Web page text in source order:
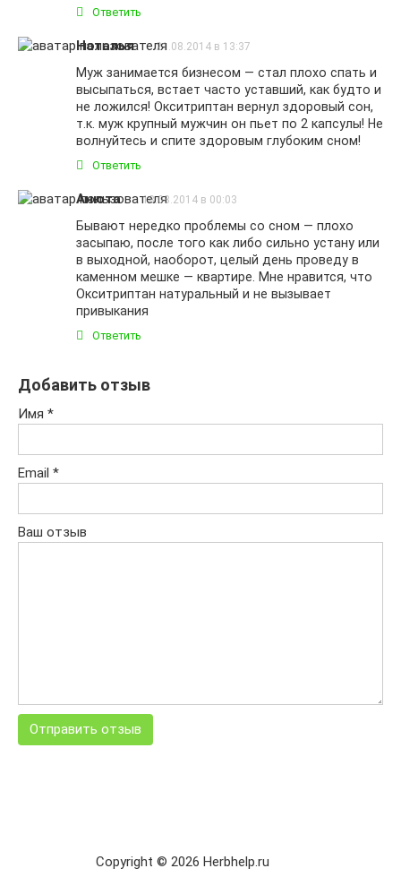
Ответить
Наталья 21.08.2014 в 13:37
Муж занимается бизнесом — стал плохо спать и
высыпаться, встает часто уставший, как будто и
не ложился! Окситриптан вернул здоровый сон,
т.к. муж крупный мужчин он пьет по 2 капсулы! Не
волнуйтесь и спите здоровым глубоким сном!
Ответить
Анюта 18.08.2014 в 00:03
Бывают нередко проблемы со сном — плохо
засыпаю, после того как либо сильно устану или
в выходной, наоборот, целый день проведу в
каменном мешке — квартире. Мне нравится, что
Окситриптан натуральный и не вызывает
привыкания
Ответить
Добавить отзыв
Имя *
Email *
Ваш отзыв
Copyright © 2026 Herbhelp.ru